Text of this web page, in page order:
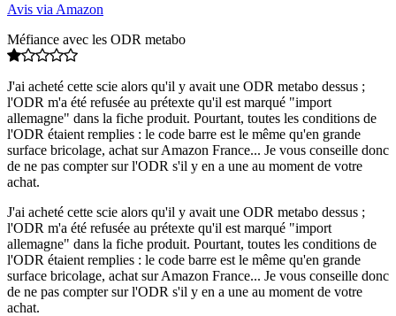
Avis via Amazon
Méfiance avec les ODR metabo
J'ai acheté cette scie alors qu'il y avait une ODR metabo dessus ;
l'ODR m'a été refusée au prétexte qu'il est marqué "import
allemagne" dans la fiche produit. Pourtant, toutes les conditions de
l'ODR étaient remplies : le code barre est le même qu'en grande
surface bricolage, achat sur Amazon France... Je vous conseille donc
de ne pas compter sur l'ODR s'il y en a une au moment de votre
achat.
J'ai acheté cette scie alors qu'il y avait une ODR metabo dessus ;
l'ODR m'a été refusée au prétexte qu'il est marqué "import
allemagne" dans la fiche produit. Pourtant, toutes les conditions de
l'ODR étaient remplies : le code barre est le même qu'en grande
surface bricolage, achat sur Amazon France... Je vous conseille donc
de ne pas compter sur l'ODR s'il y en a une au moment de votre
achat.